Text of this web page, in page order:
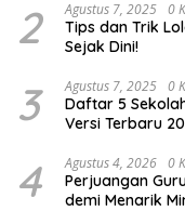
2 Agustus 7, 2025 0
Tips dan Trik
Sejak Dini!
3 Agustus 7, 2025 0
Daftar 5
Versi Terbaru
4 Agustus 4, 2026 0
Perjuangan
demi Menarik